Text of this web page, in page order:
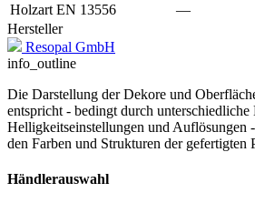
Holzart EN 13556
—
Hersteller
Resopal GmbH
info_outline
Die Darstellung der Dekore und
entspricht - bedingt durch unterschiedliche
Helligkeitseinstellungen und Auflösungen
den Farben und Strukturen der gefertigten
Händlerauswahl